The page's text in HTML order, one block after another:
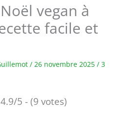
vegan à
facile et
/ 26 novembre 2025 / 3
4.9/5 - (9 votes)